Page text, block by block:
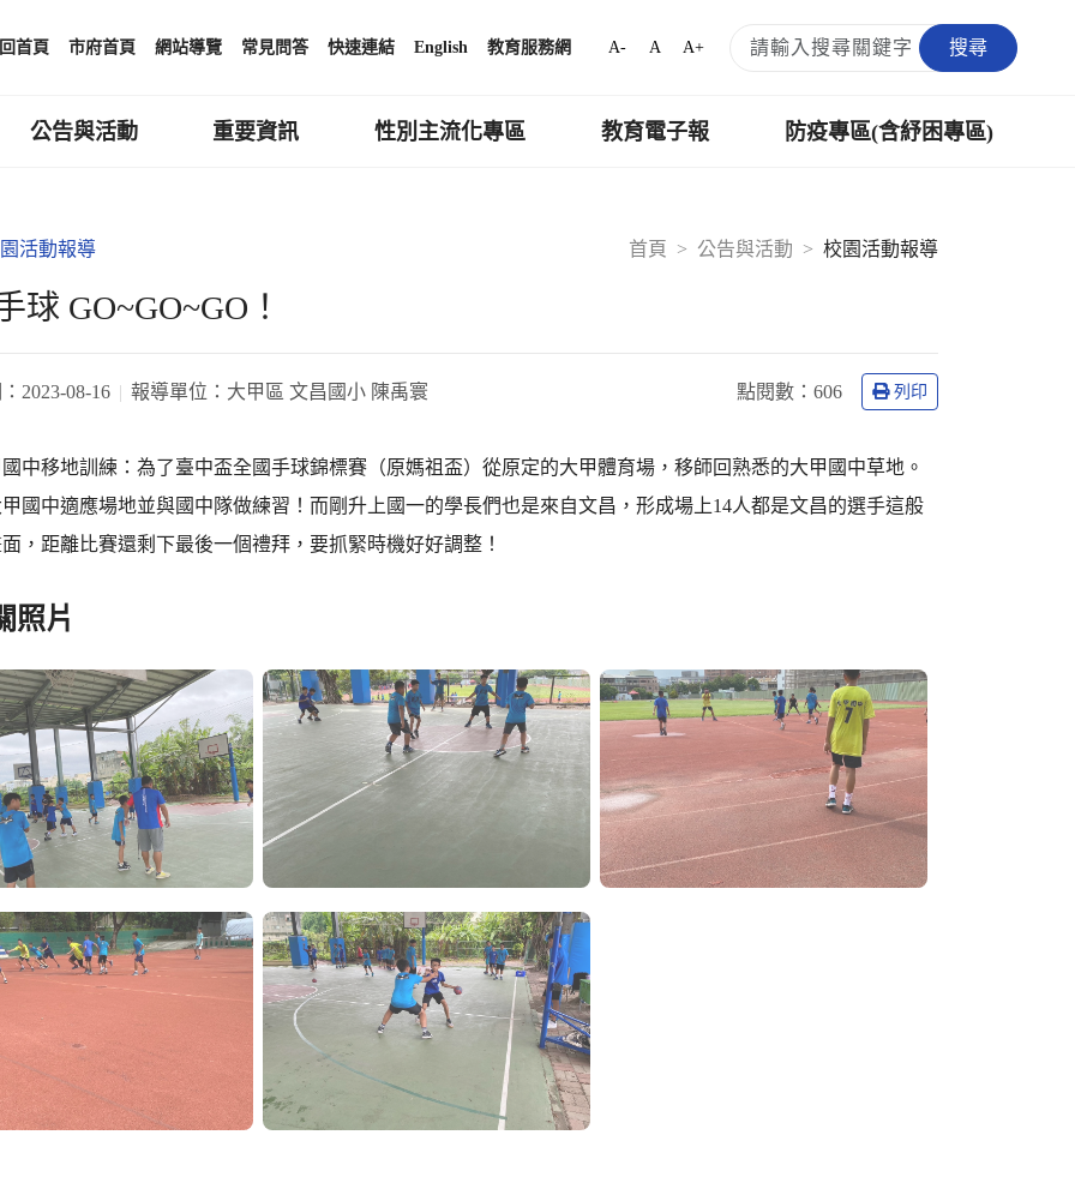
回首頁 市府首頁 網站導覽 常見問答 快速連結 English 教育服務網 A- A A+ 搜尋
公告與活動 重要資訊 性別主流化專區 教育電子報 防疫專區(含紓困專區)
首頁 公告與活動 校園活動報導
活動報導
球 GO~GO~GO！
2023-08-16 報導單位： 大甲區 文昌國小 陳禹寰 點閱數： 606 列印
國中移地訓練：為了臺中盃全國手球錦標賽（原媽祖盃）從原定的大甲體育場，移師回熟悉的大甲國中草地。
國中適應場地並與國中隊做練習！而剛升上國一的學長們也是來自文昌，形成場上14人都是文昌的選手這般
，距離比賽還剩下最後一個禮拜，要抓緊時機好好調整！
照片